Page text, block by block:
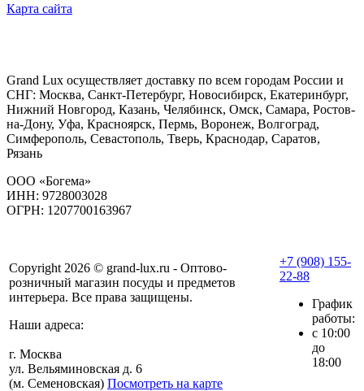
Карта сайта
Grand Lux осуществляет доставку по всем городам России и
СНГ: Москва, Санкт-Петербург, Новосибирск, Екатеринбург,
Нижний Новгород, Казань, Челябинск, Омск, Самара, Ростов-
на-Дону, Уфа, Красноярск, Пермь, Воронеж, Волгоград,
Симферополь, Севастополь, Тверь, Краснодар, Саратов,
Рязань
ООО «Богема»
ИНН: 9728003028
ОГРН: 1207700163967
Copyright 2026 © grand-lux.ru - Оптово-
розничный магазин посуды и предметов
интерьера. Все права защищены.
Наши адреса:
г. Москва
ул. Вельяминовская д. 6
(м. Семеновская) Посмотреть на карте
+7 (908) 155-
22-88
График
работы:
с 10:00
до
18:00